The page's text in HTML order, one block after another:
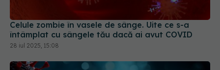
Celule zombie în vasele de sânge. Uite ce s-a
întâmplat cu sângele tău dacă ai avut COVID
28 iul 2025, 15:08